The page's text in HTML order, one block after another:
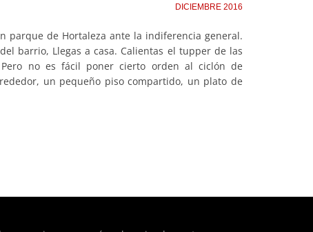
DICIEMBRE 2016
parque de Hortaleza ante la indiferencia general.
barrio, Llegas a casa. Calientas el tupper de las
no es fácil poner cierto orden al ciclón de
un pequeño piso compartido, un plato de